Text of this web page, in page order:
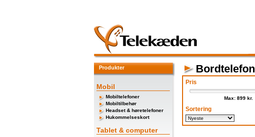
Produkter
Mobil
Mobiltelefoner
Mobiltilbehør
Headset & høretelefoner
Hukommelseskort
Tablet & computer
Bordtelefon
Pris
Max: 899 kr.
Sortering